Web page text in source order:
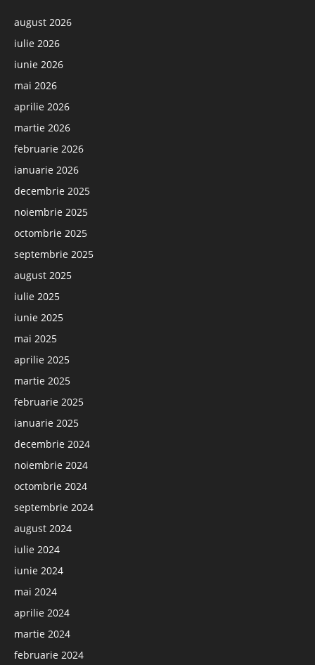
august 2026
iulie 2026
iunie 2026
mai 2026
aprilie 2026
martie 2026
februarie 2026
ianuarie 2026
decembrie 2025
noiembrie 2025
octombrie 2025
septembrie 2025
august 2025
iulie 2025
iunie 2025
mai 2025
aprilie 2025
martie 2025
februarie 2025
ianuarie 2025
decembrie 2024
noiembrie 2024
octombrie 2024
septembrie 2024
august 2024
iulie 2024
iunie 2024
mai 2024
aprilie 2024
martie 2024
februarie 2024